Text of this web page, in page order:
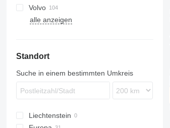
PR
R-series
TGX
Atego
Axor
L-series
P-series
Alpino
Urbino
Volvo
A-series
F89
FM
FMX
VNL
alle anzeigen
Standort
Suche in einem bestimmten Umkreis
Liechtenstein